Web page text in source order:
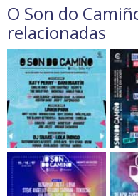
O Son do
relacionadas